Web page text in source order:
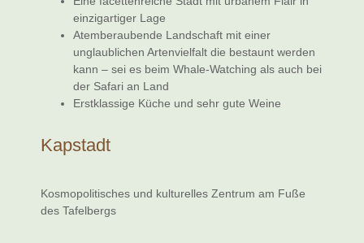
einzigartiger Lage
Atemberaubende Landschaft mit einer
unglaublichen Artenvielfalt die bestaunt werden
kann – sei es beim Whale-Watching als auch bei
der Safari an Land
Erstklassige Küche und sehr gute Weine
Kapstadt
Kosmopolitisches und kulturelles Zentrum am Fuße
des Tafelbergs